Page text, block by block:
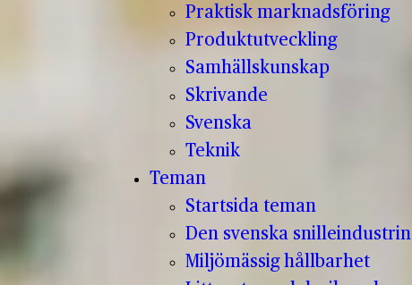
Praktisk marknadsföring
Produktutveckling
Samhällskunskap
Skrivande
Svenska
Teknik
Teman
Startsida teman
Den svenska snilleindustrin
Miljömässig hållbarhet